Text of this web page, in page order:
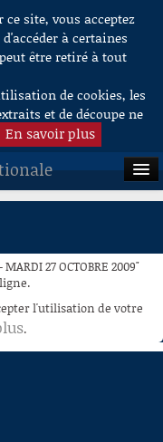
site, vous acceptez
à certaines
être retiré à tout
de cookies, les
et de découpe ne
En savoir plus
27 OCTOBRE 2009"
l'utilisation de votre
.